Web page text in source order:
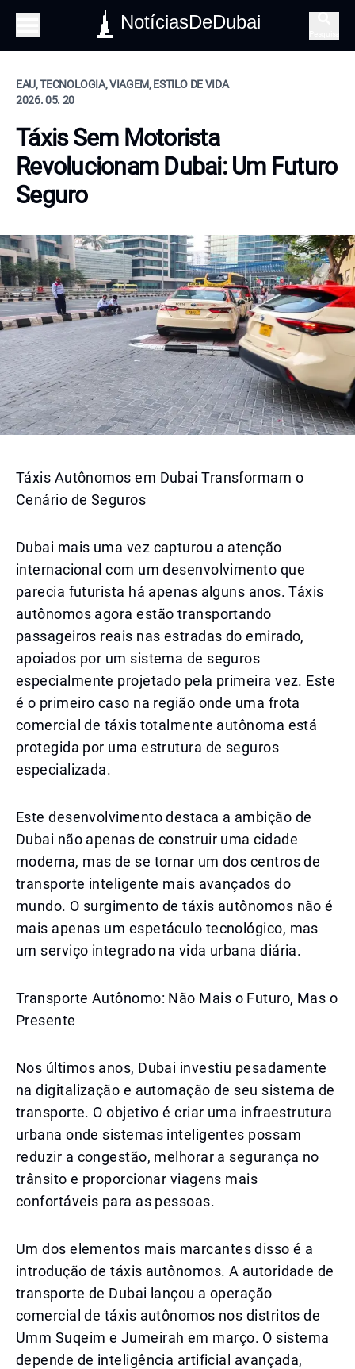
NotíciasDeDubai
EAU, TECNOLOGIA, VIAGEM, ESTILO DE VIDA
2026. 05. 20
Táxis Sem Motorista
Revolucionam Dubai: Um Futuro
Seguro
Táxis Autônomos em Dubai Transformam o
Cenário de Seguros
Dubai mais uma vez capturou a atenção
internacional com um desenvolvimento que
parecia futurista há apenas alguns anos. Táxis
autônomos agora estão transportando
passageiros reais nas estradas do emirado,
apoiados por um sistema de seguros
especialmente projetado pela primeira vez. Este
é o primeiro caso na região onde uma frota
comercial de táxis totalmente autônoma está
protegida por uma estrutura de seguros
especializada.
Este desenvolvimento destaca a ambição de
Dubai não apenas de construir uma cidade
moderna, mas de se tornar um dos centros de
transporte inteligente mais avançados do
mundo. O surgimento de táxis autônomos não é
mais apenas um espetáculo tecnológico, mas
um serviço integrado na vida urbana diária.
Transporte Autônomo: Não Mais o Futuro, Mas o
Presente
Nos últimos anos, Dubai investiu pesadamente
na digitalização e automação de seu sistema de
transporte. O objetivo é criar uma infraestrutura
urbana onde sistemas inteligentes possam
reduzir a congestão, melhorar a segurança no
trânsito e proporcionar viagens mais
confortáveis para as pessoas.
Um dos elementos mais marcantes disso é a
introdução de táxis autônomos. A autoridade de
transporte de Dubai lançou a operação
comercial de táxis autônomos nos distritos de
Umm Suqeim e Jumeirah em março. O sistema
depende de inteligência artificial avançada,